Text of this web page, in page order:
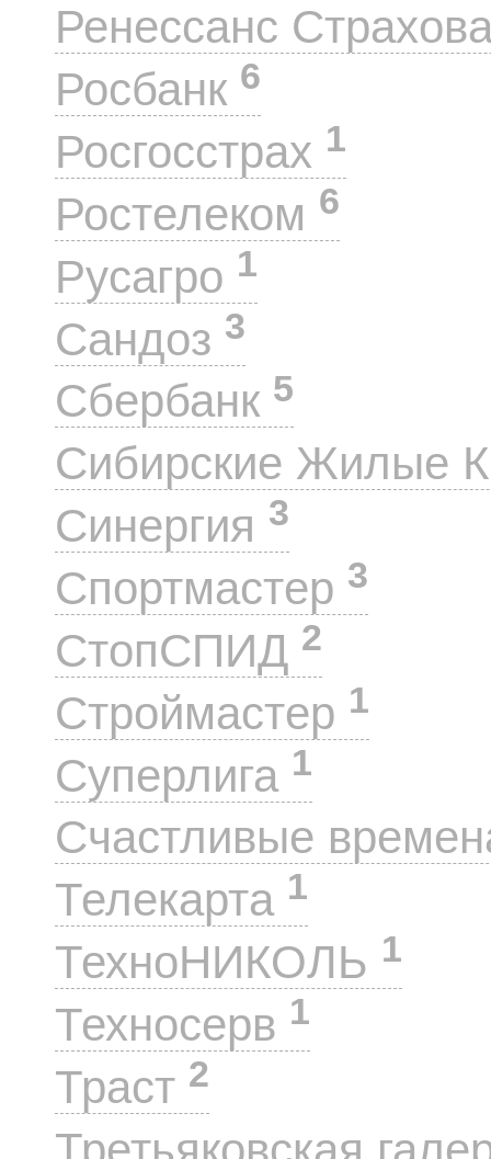
Ренессанс
Росбанк 6
Росгосстрах 1
Ростелеком 6
Русагро 1
Сандоз 3
Сбербанк 5
Сибирские Жилые
Синергия 3
Спортмастер 3
СтопСПИД 2
Строймастер 1
Суперлига 1
Счастливые
Телекарта 1
ТехноНИКОЛЬ 1
Техносерв 1
Траст 2